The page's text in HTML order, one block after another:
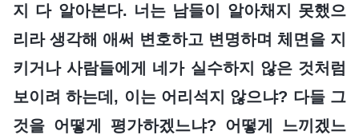
지 다 알아본다. 너는 남들이 알아채지 못했으
리라 생각해 애써 변호하고 변명하며 체면을 지
키거나 사람들에게 네가 실수하지 않은 것처럼
보이려 하는데, 이는 어리석지 않으냐? 다들 그
것을 어떻게 평가하겠느냐? 어떻게 느끼겠느